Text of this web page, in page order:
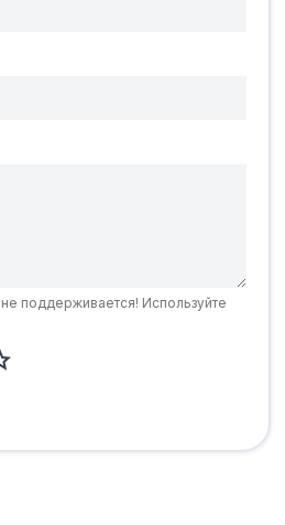
поддерживается! Используйте